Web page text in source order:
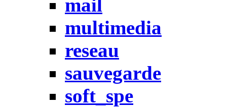
mail
multimedia
reseau
sauvegarde
soft_spe